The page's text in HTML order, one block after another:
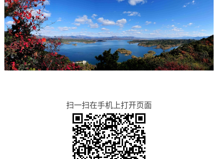
扫一扫在手机上打开页面